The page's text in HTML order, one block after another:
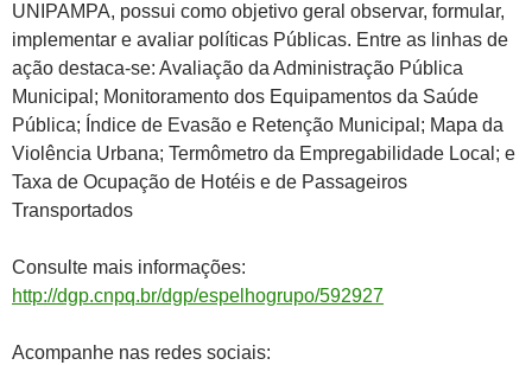
UNIPAMPA, possui como objetivo geral observar, formular,
implementar e avaliar políticas Públicas. Entre as linhas de
ação destaca-se: Avaliação da Administração Pública
Municipal; Monitoramento dos Equipamentos da Saúde
Pública; Índice de Evasão e Retenção Municipal; Mapa da
Violência Urbana; Termômetro da Empregabilidade Local; e
Taxa de Ocupação de Hotéis e de Passageiros
Transportados
Consulte mais informações:
http://dgp.cnpq.br/dgp/espelhogrupo/592927
Acompanhe nas redes sociais: